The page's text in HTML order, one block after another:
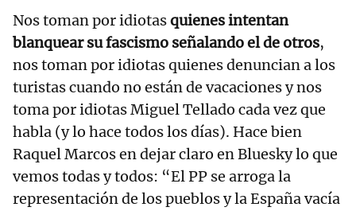
Nos toman por idiotasquienes intentan
blanquear su fascismo señalando el de otros,
nos toman por idiotas quienes denuncian a los
turistas cuando no están de vacaciones y nos
toma por idiotas Miguel Tellado cada vez que
habla (y lo hace todos los días). Hace bien
Raquel Marcos en dejar claro en Bluesky lo que
vemos todas y todos: “El PP se arroga la
representación de los pueblos y la España vacía